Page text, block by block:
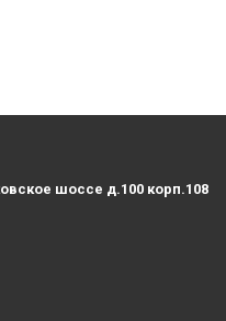
шоссе д.100 корп.108